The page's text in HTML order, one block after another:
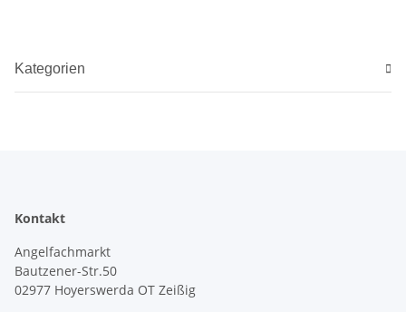
Kategorien
Kontakt
Angelfachmarkt
Bautzener-Str.50
02977 Hoyerswerda OT Zeißig